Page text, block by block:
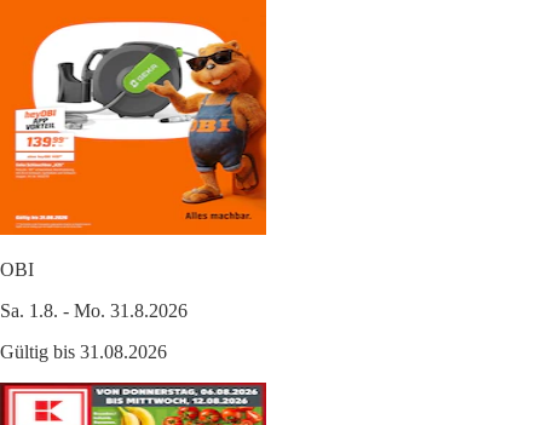
OBI
Sa. 1.8. - Mo. 31.8.2026
Gültig bis 31.08.2026